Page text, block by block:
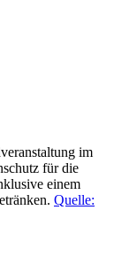
im
für die
einem
Quelle: